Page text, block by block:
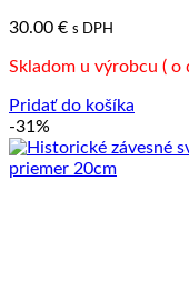
30.00 € s DPH
Skladom u výrobcu (
Pridať do košíka
-31%